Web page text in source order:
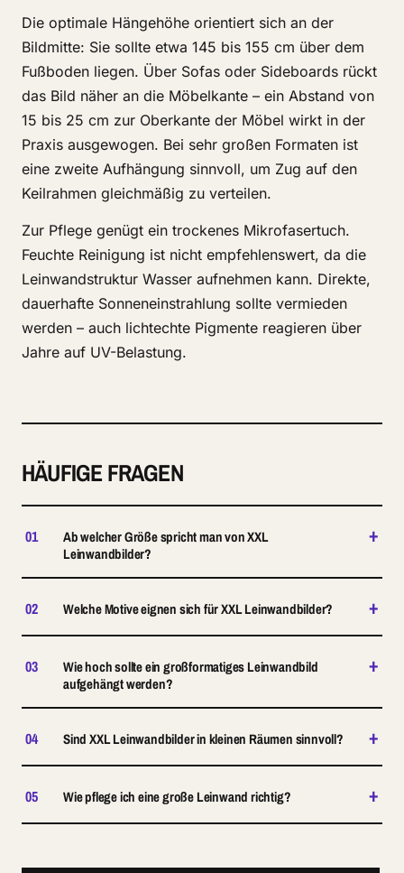
Die optimale Hängehöhe orientiert sich an der
Bildmitte: Sie sollte etwa 145 bis 155 cm über dem
Fußboden liegen. Über Sofas oder Sideboards rückt
das Bild näher an die Möbelkante – ein Abstand von
15 bis 25 cm zur Oberkante der Möbel wirkt in der
Praxis ausgewogen. Bei sehr großen Formaten ist
eine zweite Aufhängung sinnvoll, um Zug auf den
Keilrahmen gleichmäßig zu verteilen.
Zur Pflege genügt ein trockenes Mikrofasertuch.
Feuchte Reinigung ist nicht empfehlenswert, da die
Leinwandstruktur Wasser aufnehmen kann. Direkte,
dauerhafte Sonneneinstrahlung sollte vermieden
werden – auch lichtechte Pigmente reagieren über
Jahre auf UV-Belastung.
HÄUFIGE FRAGEN
01
Ab welcher Größe spricht man von XXL
Leinwandbilder?
+
02 Welche Motive eignen sich für XXL Leinwandbilder? +
03
Wie hoch sollte ein großformatiges Leinwandbild
aufgehängt werden?
+
04 Sind XXL Leinwandbilder in kleinen Räumen sinnvoll? +
05 Wie pflege ich eine große Leinwand richtig? +